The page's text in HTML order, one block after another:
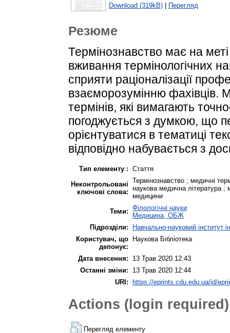
Download (319kB) Перегляд
Резюме
Термінознавство має на
вживання термінологічних
сприяти раціоналізації
взаєморозумінню
термінів, які вимагають
погоджується з думкою, що
орієнтуватися в тематиці
відповідно набувається з
Тип елементу : Стаття
Неконтрольовані
ключові слова:
Термінознавство ; медичні
наукова медична література ;
медицини
Теми: Філологічні науки
Медицина, ОБЖ
Підрозділи:
Навчально-науковий інститут
Користувач, що
депонує:
Наукова Бібліотека
Дата внесення:
13 Трав 2020 12:43
Останні зміни:
13 Трав 2020 12:44
URI: https://eprints.cdu.edu.ua/id/
Actions (login required)
Перегляд елементу